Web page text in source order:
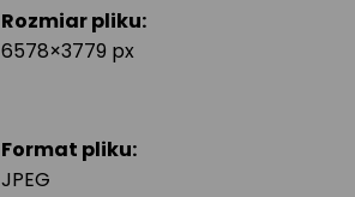
Rozmiar pliku:
6578×3779 px
Format pliku:
JPEG